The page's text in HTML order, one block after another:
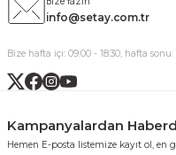
info@setay.com.tr
Bize hafta içi: 09:00 - 18:30, hafta
Kampanyalardan
Hemen E-posta listemize kayıt ol,